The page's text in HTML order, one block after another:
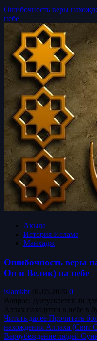
Ошибочность веры
небе
Акыда
История Ислама
Манхадж
Ошибочность веры
Он и Велик) на небе
islamkbr 06.05.2026 0
Вопрос: Допускается ли
Аллах находится в небе в
Читать далее Прочитать
нахождения Аллаха (Свят
Вероубеждение людей